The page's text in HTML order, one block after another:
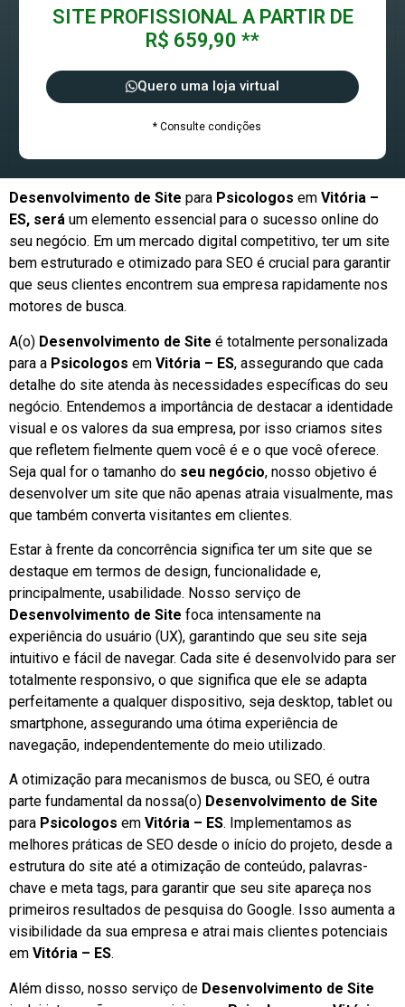
SITE PROFISSIONAL A PARTIR DE
R$ 659,90 **
Quero uma loja virtual
* Consulte condições
Desenvolvimento de Site para Psicologos em Vitória –
ES, será um elemento essencial para o sucesso online do
seu negócio. Em um mercado digital competitivo, ter um site
bem estruturado e otimizado para SEO é crucial para garantir
que seus clientes encontrem sua empresa rapidamente nos
motores de busca.
A(o) Desenvolvimento de Site é totalmente personalizada
para a Psicologos em Vitória – ES, assegurando que cada
detalhe do site atenda às necessidades específicas do seu
negócio. Entendemos a importância de destacar a identidade
visual e os valores da sua empresa, por isso criamos sites
que refletem fielmente quem você é e o que você oferece.
Seja qual for o tamanho do seu negócio, nosso objetivo é
desenvolver um site que não apenas atraia visualmente, mas
que também converta visitantes em clientes.
Estar à frente da concorrência significa ter um site que se
destaque em termos de design, funcionalidade e,
principalmente, usabilidade. Nosso serviço de
Desenvolvimento de Site foca intensamente na
experiência do usuário (UX), garantindo que seu site seja
intuitivo e fácil de navegar. Cada site é desenvolvido para ser
totalmente responsivo, o que significa que ele se adapta
perfeitamente a qualquer dispositivo, seja desktop, tablet ou
smartphone, assegurando uma ótima experiência de
navegação, independentemente do meio utilizado.
A otimização para mecanismos de busca, ou SEO, é outra
parte fundamental da nossa(o) Desenvolvimento de Site
para Psicologos em Vitória – ES. Implementamos as
melhores práticas de SEO desde o início do projeto, desde a
estrutura do site até a otimização de conteúdo, palavras-
chave e meta tags, para garantir que seu site apareça nos
primeiros resultados de pesquisa do Google. Isso aumenta a
visibilidade da sua empresa e atrai mais clientes potenciais
em Vitória – ES.
Além disso, nosso serviço de Desenvolvimento de Site